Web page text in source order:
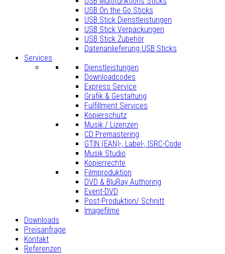
USB On the Go Sticks
USB Stick Dienstleistungen
USB Stick Verpackungen
USB Stick Zubehör
Datenanlieferung USB Sticks
Services
Dienstleistungen
Downloadcodes
Express Service
Grafik & Gestaltung
Fulfillment Services
Kopierschutz
Musik / Lizenzen
CD Premastering
GTIN (EAN)-, Label-, ISRC-Code
Musik Studio
Kopierrechte
Filmproduktion
DVD & BluRay Authoring
Event-DVD
Post-Produktion/ Schnitt
Imagefilme
Downloads
Preisanfrage
Kontakt
Referenzen